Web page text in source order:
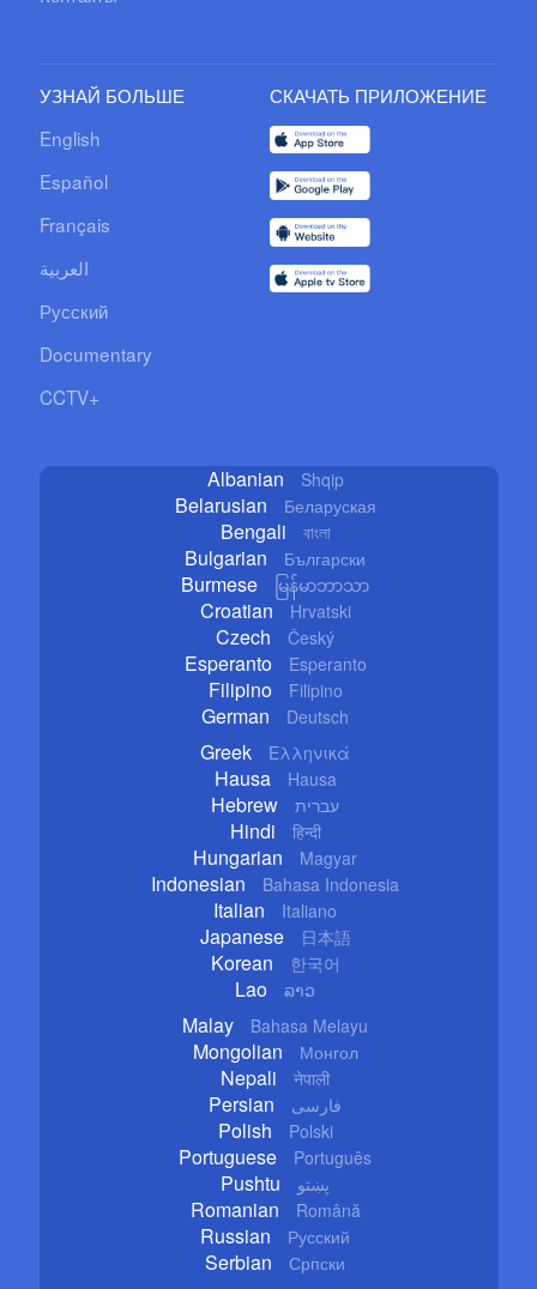
УЗНАЙ БОЛЬШЕ
English
Español
Français
العربية
Русский
Documentary
CCTV+
СКАЧАТЬ ПРИЛОЖЕНИЕ
Albanian Shqip
Belarusian Беларуская
Bengali বাংলা
Bulgarian Български
Burmese မြန်မာဘာသာ
Croatian Hrvatski
Czech Český
Esperanto Esperanto
Filipino Filipino
German Deutsch
Greek Ελληνικά
Hausa Hausa
Hebrew עברית
Hindi हिन्दी
Hungarian Magyar
Indonesian Bahasa Indonesia
Italian Italiano
Japanese 日本語
Korean 한국어
Lao ລາວ
Malay Bahasa Melayu
Mongolian Монгол
Nepali नेपाली
Persian فارسی
Polish Polski
Portuguese Português
Pushtu پښتو
Romanian Română
Russian Русский
Serbian Српски